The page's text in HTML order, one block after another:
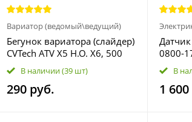
Вариатор (ведомый\ведущий)
Бегунок вариатора (слайдер)
CVTech ATV X5 H.O. X6, 500
H.O. 600 EPS, X4 EPS 0GR0-
051006
В наличии(39 шт)
290 руб.
Датчик
0800-
В
1